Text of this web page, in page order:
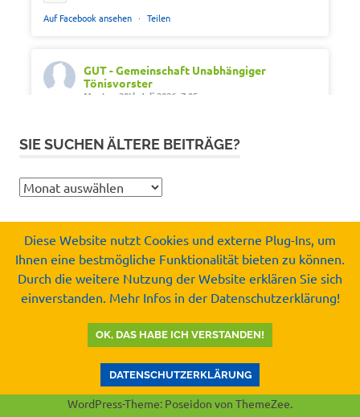
Auf Facebook ansehen · Teilen
GUT - Gemeinschaft Unabhängiger
Tönisvorster
Montag 20th Juli 2026, 7:05
Wir wünschen schöne Ferien, Sonne und gute
#SommerferienNRW2026
#gemeinschaftunabhaengigertönisvorster
#tönisvorst
Video
GUT - Gemeinschaft Unabhängiger
Tönisvorster
Mittwoch 15th Juli 2026, 8:37
SIE SUCHEN ÄLTERE BEITRÄGE?
Sie
ältere
Beiträge?
Copyright by
Gemeinschaft Unabhängiger Tönisvorster e.V.
© 2008-2026
WordPress-Theme: Poseidon von ThemeZee.
Diese Website nutzt Cookies und externe Plug-Ins, um
Ihnen eine bestmögliche Funktionalität bieten zu können.
Durch die weitere Nutzung der Website erklären Sie sich
einverstanden. Mehr Infos in der Datenschutzerklärung!
OK, DAS HABE ICH VERSTANDEN!
DATENSCHUTZERKLÄRUNG